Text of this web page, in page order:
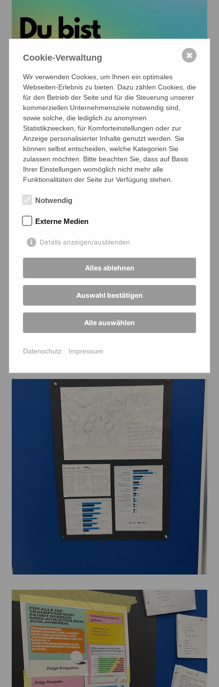
Cookie-Verwaltung
Wir verwenden Cookies, um Ihnen ein optimales
Webseiten-Erlebnis zu bieten. Dazu zählen Cookies, die
für den Betrieb der Seite und für die Steuerung unserer
kommerziellen Unternehmensziele notwendig sind,
sowie solche, die lediglich zu anonymen
Statistikzwecken, für Komforteinstellungen oder zur
Anzeige personalisierter Inhalte genutzt werden. Sie
können selbst entscheiden, welche Kategorien Sie
zulassen möchten. Bitte beachten Sie, dass auf Basis
Ihrer Einstellungen womöglich nicht mehr alle
Funktionalitäten der Seite zur Verfügung stehen.
Notwendig
Externe Medien
Details anzeigen/ausblenden
Alles ablehnen
Auswahl bestätigen
Alle auswählen
Datenschutz Impressum
✖